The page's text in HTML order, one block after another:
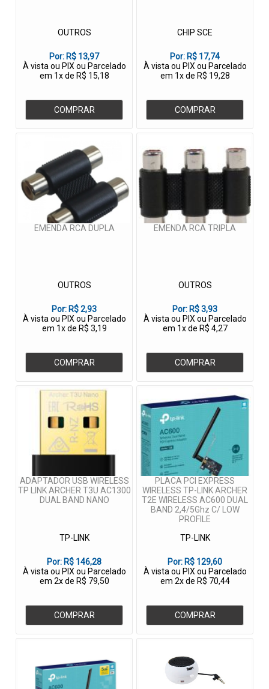
OUTROS
Por: R$ 13,97
À vista ou PIX ou Parcelado
em 1x de R$ 15,18
COMPRAR
CHIP SCE
Por: R$ 17,74
À vista ou PIX ou Parcelado
em 1x de R$ 19,28
COMPRAR
EMENDA RCA DUPLA
OUTROS
Por: R$ 2,93
À vista ou PIX ou Parcelado
em 1x de R$ 3,19
COMPRAR
EMENDA RCA TRIPLA
OUTROS
Por: R$ 3,93
À vista ou PIX ou Parcelado
em 1x de R$ 4,27
COMPRAR
ADAPTADOR USB WIRELESS
TP LINK ARCHER T3U AC1300
DUAL BAND NANO
TP-LINK
Por: R$ 146,28
À vista ou PIX ou Parcelado
em 2x de R$ 79,50
COMPRAR
PLACA PCI EXPRESS
WIRELESS TP-LINK ARCHER
T2E WIRELESS AC600 DUAL
BAND 2,4/5Ghz C/ LOW
PROFILE
TP-LINK
Por: R$ 129,60
À vista ou PIX ou Parcelado
em 2x de R$ 70,44
COMPRAR